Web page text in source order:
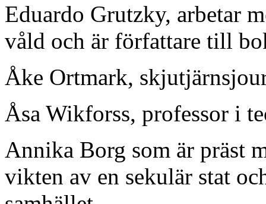
Eduardo Grutzky, arbetar
våld och är författare till
Åke Ortmark,
Åsa Wikforss, professor i
Annika Borg som är präst
vikten av en sekulär stat